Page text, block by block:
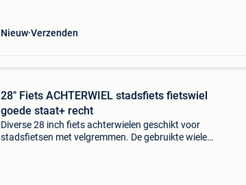
Nieuw Verzenden
28" Fiets ACHTERWIEL stadsfiets fietswiel
goede staat+ recht
Diverse 28 inch fiets achterwielen geschikt voor
stadsfietsen met velgremmen. De gebruikte wielen